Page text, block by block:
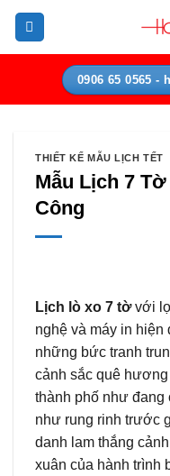
Bỏ
nội
0906 65 0565 -
THIẾT KẾ MẪU LỊCH TẾT
Mẫu Lịch 7
Công
Lịch lò xo 7 tờvới
nghệ và máy in hiện
những bức tranh
cảnh sắc quê
thành phố như đang
như rung rinh trước
danh lam thắng
xuân của hành trình